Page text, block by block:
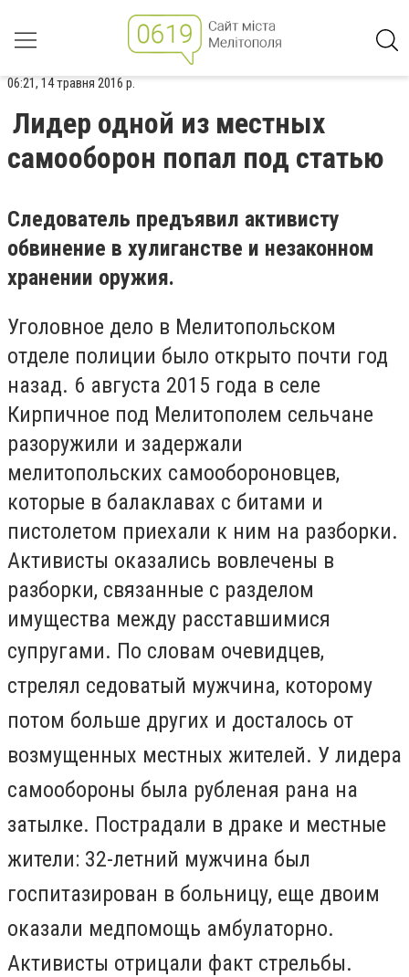
06:21, 14 травня 2016 р.
Лидер одной из местных
самооборон попал под статью
Следователь предъявил активисту
обвинение в хулиганстве и незаконном
хранении оружия.
Уголовное дело в Мелитопольском
отделе полиции было открыто почти год
назад. 6 августа 2015 года в селе
Кирпичное под Мелитополем сельчане
разоружили и задержали
мелитопольских самообороновцев,
которые в балаклавах с битами и
пистолетом приехали к ним на разборки.
Активисты оказались вовлечены в
разборки, связанные с разделом
имущества между расставшимися
супругами. По словам очевидцев,
стрелял седоватый мужчина, которому
потом больше других и досталось от
возмущенных местных жителей. У лидера
самообороны была рубленая рана на
затылке. Пострадали в драке и местные
жители: 32-летний мужчина был
госпитазирован в больницу, еще двоим
оказали медпомощь амбулаторно.
Активисты отрицали факт стрельбы.